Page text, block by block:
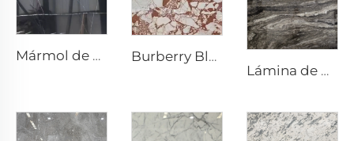
Mármol de piedra natural Nero Marquina Negro con textura de veta blanca tipo craquelado
Burberry Blanco Piedra Natural Mármol con Patrón Irregular Rojo-Café
Lámina de Piedra de Granito Natural con Características Únicas en Estrellado Ensueño